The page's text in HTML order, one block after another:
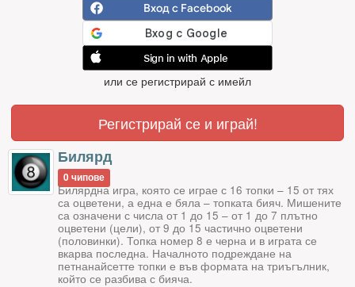
Вход с Facebook
Sign in with Apple
или се регистрирай с имейл
Регистрирай се и играй!
Билярд
0 чипове
Билярдна игра, която се играе с 16 топки – 15 от тях
са оцветени, а една е бяла – топката бияч. Мишените
са означени с числа от 1 до 15 – от 1 до 7 плътно
оцветени (цели), от 9 до 15 частично оцветени
(половинки). Топка номер 8 е черна и в играта се
вкарва последна. Началното подреждане на
петнанайсетте топки е във формата на триъгълник,
който се разбива с бияча.